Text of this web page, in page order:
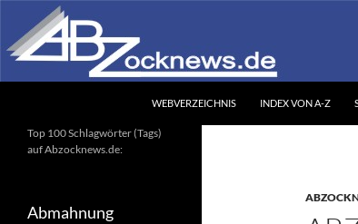
Inhalt
springen
WEBVERZEICHNIS INDEX VON A-Z
Ihr unabhängiges
Informationsportal
Top 100 Schlagwörter (Tags)
auf Abzocknews.de:
Abmahnung